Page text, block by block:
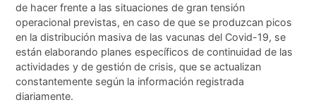
de hacer frente a las situaciones de gran tensión
operacional previstas, en caso de que se produzcan picos
en la distribución masiva de las vacunas del Covid-19, se
están elaborando planes específicos de continuidad de las
actividades y de gestión de crisis, que se actualizan
constantemente según la información registrada
diariamente.